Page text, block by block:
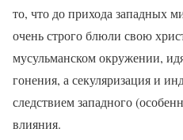
то, что до прихода западных
очень строго блюли свою
мусульманском окружении,
гонения, а секуляризация и
следствием западного
влияния.